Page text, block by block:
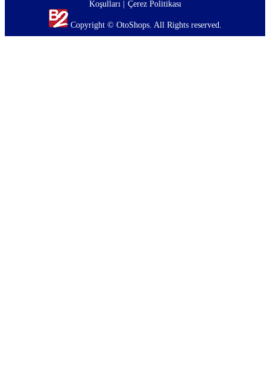
Copyright © OtoShops. All Rights reserved.
Koşulları
Çerez Politikası